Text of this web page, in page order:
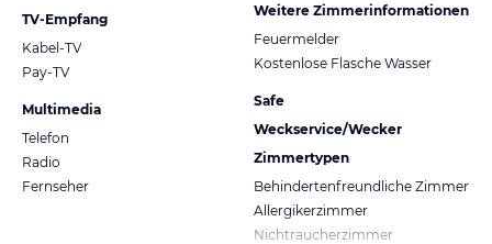
TV-Empfang
Kabel-TV
Pay-TV
Multimedia
Telefon
Radio
Fernseher
Weitere Zimmerinformationen
Feuermelder
Kostenlose Flasche Wasser
Safe
Weckservice/Wecker
Zimmertypen
Behindertenfreundliche Zimmer
Allergikerzimmer
Nichtraucherzimmer